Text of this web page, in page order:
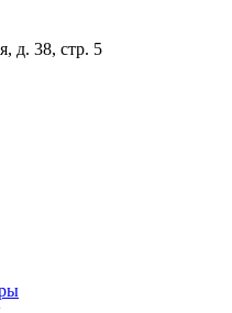
д. 38, стр. 5